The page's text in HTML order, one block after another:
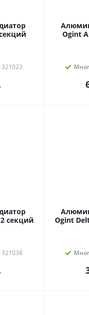
Ogint
секций
Ogint